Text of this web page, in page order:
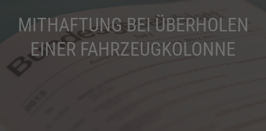
MITHAFTUNG BEI ÜBERHOLEN
EINER FAHRZEUGKOLONNE